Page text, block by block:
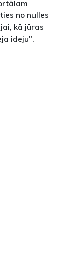
no nulles
kā jūras
ideju".